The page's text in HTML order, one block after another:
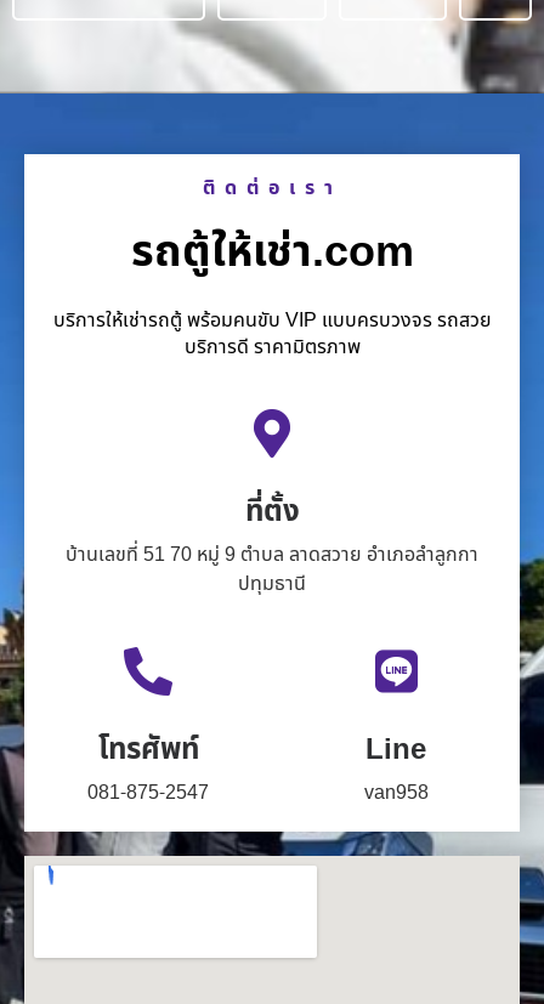
ติดต่อเรา
รถตู้ให้เช่า.com
บริการให้เช่ารถตู้ พร้อมคนขับ VIP แบบครบวงจร รถสวย
บริการดี ราคามิตรภาพ
ที่ตั้ง
บ้านเลขที่ 51 70 หมู่ 9 ตำบล ลาดสวาย อำเภอลำลูกกา
ปทุมธานี
โทรศัพท์
081-875-2547
Line
van958